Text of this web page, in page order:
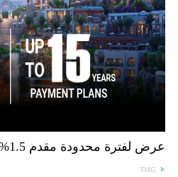
عرض لفترة محدودة مقدم 1.5% و تقسيط علي 15 سنة
TMG